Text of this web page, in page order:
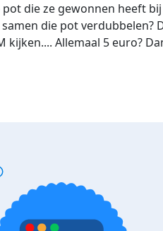
die ze gewonnen heeft
die pot verdubbelen?
Allemaal 5 euro?